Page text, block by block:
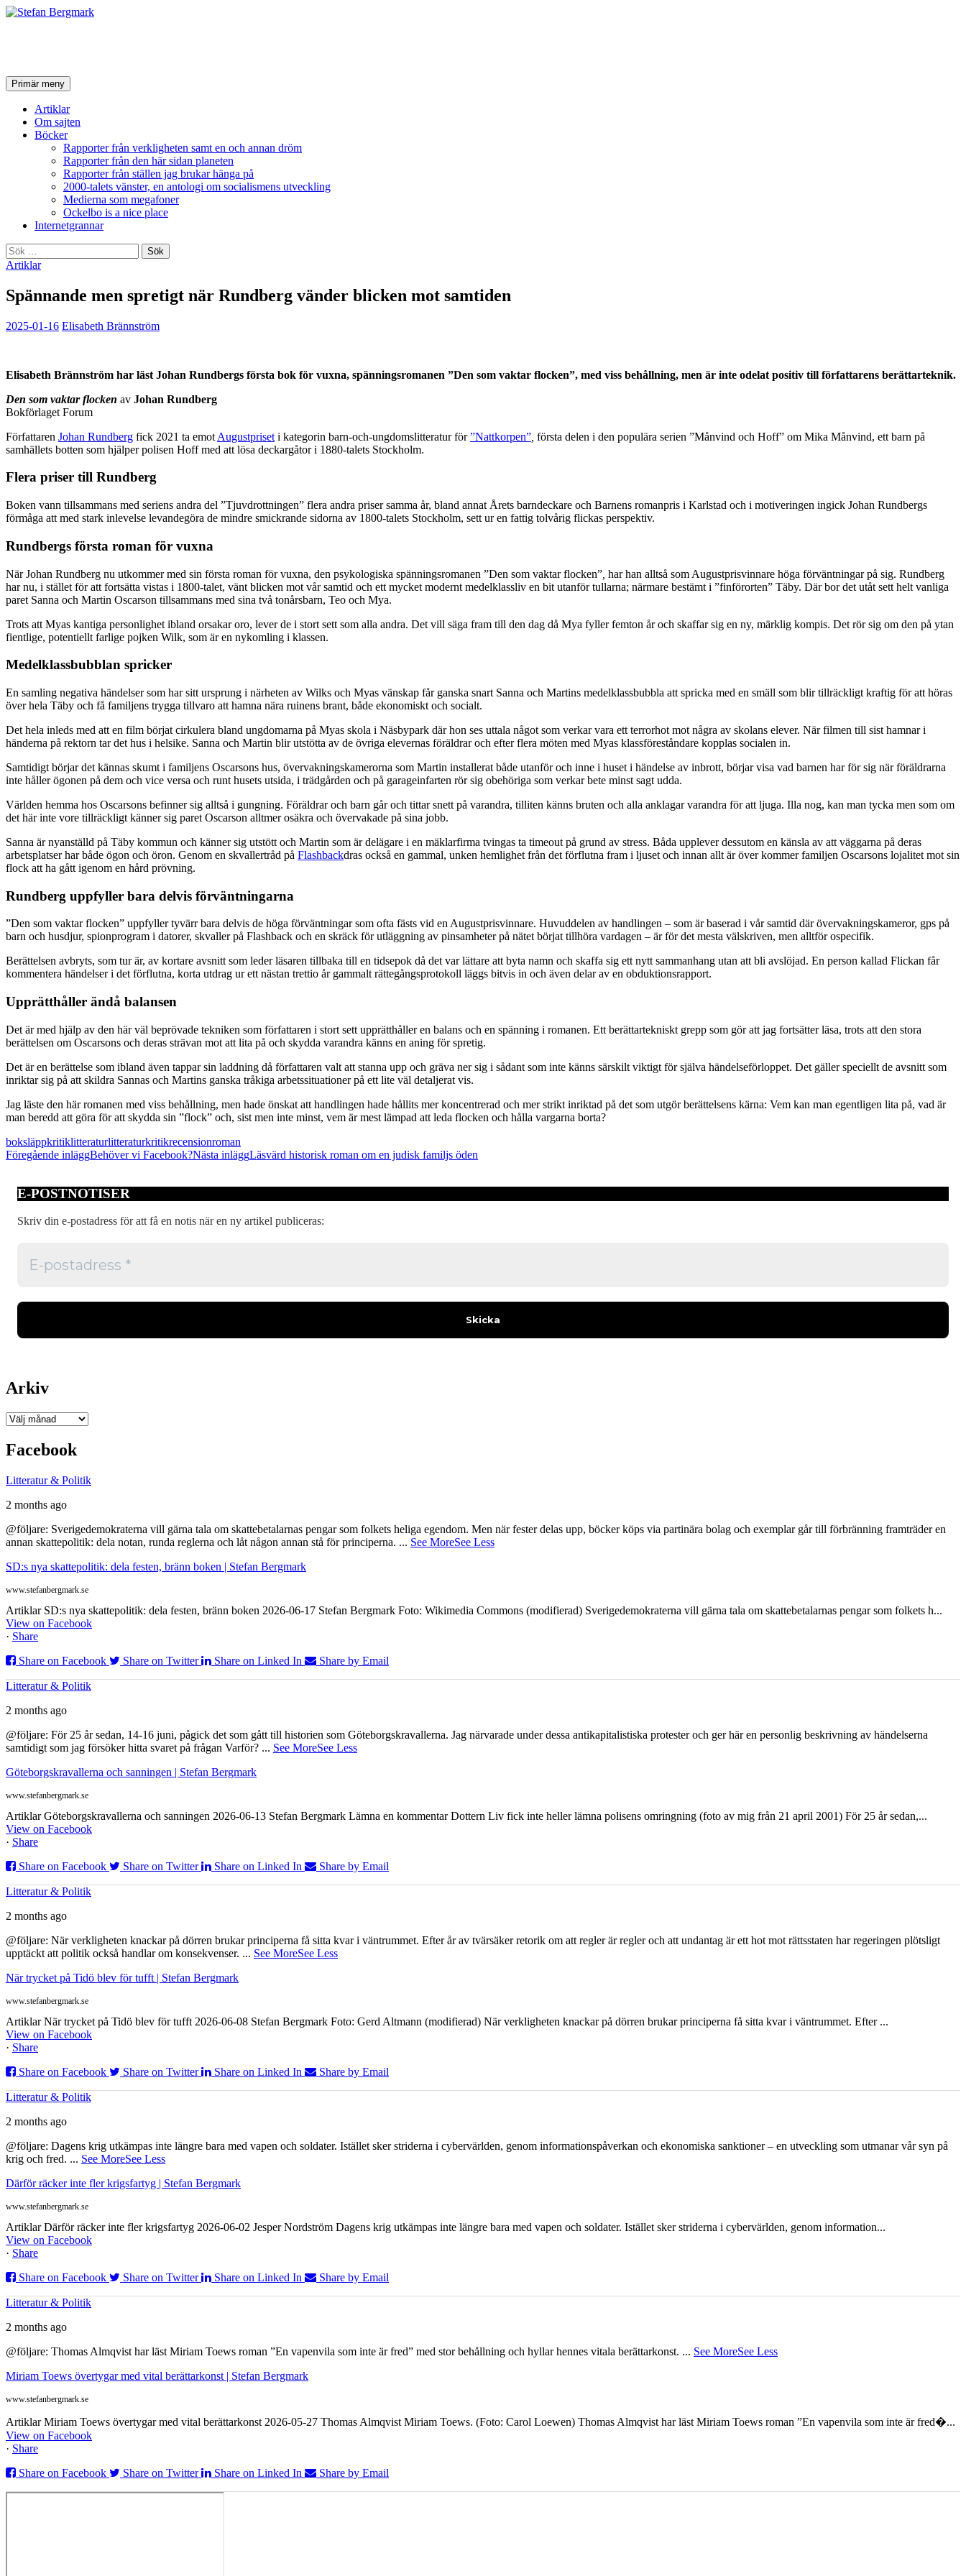
SökPrimär meny Hoppa
till
innehåll
Artiklar
Om sajten
Böcker
Rapporter från verkligheten samt en och annan dröm
Rapporter från den här sidan planeten
Rapporter från ställen jag brukar hänga på
2000-talets vänster, en antologi om socialismens utveckling
Medierna som megafoner
Ockelbo is a nice place
Internetgrannar
Sök
efter:
Artiklar
Spännande men spretigt när Rundberg vänder blicken mot samtiden
2025-01-16 Elisabeth Brännström
Elisabeth Brännström har läst Johan Rundbergs första bok för vuxna, spänningsromanen ”Den som vaktar flocken”, med viss behållning, men är inte odelat positiv till författarens berättarteknik.
Den som vaktar flocken av Johan Rundberg
Bokförlaget Forum
Författaren Johan Rundberg fick 2021 ta emot Augustpriset i kategorin barn-och-ungdomslitteratur för”Nattkorpen” första delen i den populära serien ”Månvind och Hoff” om Mika Månvind, ett barn på
samhällets botten som hjälper polisen Hoff med att lösa deckargåtor i 1880-talets Stockholm.
Flera priser till Rundberg
Boken vann tillsammans med seriens andra del ”Tjuvdrottningen” flera andra priser samma år, bland annat Årets barndeckare och Barnens romanpris i Karlstad och i motiveringen ingick Johan Rundbergs
förmåga att med stark inlevelse levandegöra de mindre smickrande sidorna av 1800-talets Stockholm, sett ur en fattig tolvårig flickas perspektiv.
Rundbergs första roman för vuxna
När Johan Rundberg nu utkommer med sin första roman för vuxna, den psykologiska spänningsromanen ”Den som vaktar flocken” har han alltså som Augustprisvinnare höga förväntningar på sig. Rundberg
har nu, i stället för att fortsätta vistas i 1800-talet, vänt blicken mot vår samtid och ett mycket modernt medelklassliv en bit utanför tullarna; närmare bestämt i ”finförorten” Täby. Där bor det utåt sett helt vanliga
paret Sanna och Martin Oscarson tillsammans med sina två tonårsbarn, Teo och Mya.
Trots att Myas kantiga personlighet ibland orsakar oro, lever de i stort sett som alla andra. Det vill säga fram till den dag då Mya fyller femton år och skaffar sig en ny, märklig kompis. Det rör sig om den på ytan
fientlige, potentiellt farlige pojken Wilk, som är en nykomling i klassen.
Medelklassbubblan spricker
En samling negativa händelser som har sitt ursprung i närheten av Wilks och Myas vänskap får ganska snart Sanna och Martins medelklassbubbla att spricka med en smäll som blir tillräckligt kraftig för att höras
över hela Täby och få familjens trygga tillvaro att hamna nära ruinens brant, både ekonomiskt och socialt.
Det hela inleds med att en film börjat cirkulera bland ungdomarna på Myas skola i Näsbypark där hon ses uttala något som verkar vara ett terrorhot mot några av skolans elever. När filmen till sist hamnar i
händerna på rektorn tar det hus i helsike. Sanna och Martin blir utstötta av de övriga elevernas föräldrar och efter flera möten med Myas klassföreståndare kopplas socialen in.
Samtidigt börjar det kännas skumt i familjens Oscarsons hus, övervakningskamerorna som Martin installerat både utanför och inne i huset i händelse av inbrott, börjar visa vad barnen har för sig när föräldrarna
inte håller ögonen på dem och vice versa och runt husets utsida, i trädgården och på garageinfarten rör sig obehöriga som verkar bete minst sagt udda.
Världen hemma hos Oscarsons befinner sig alltså i gungning. Föräldrar och barn går och tittar snett på varandra, tilliten känns bruten och alla anklagar varandra för att ljuga. Illa nog, kan man tycka men som om
det här inte vore tillräckligt känner sig paret Oscarson alltmer osäkra och övervakade på sina jobb.
Sanna är nyanställd på Täby kommun och känner sig utstött och Martin som är delägare i en mäklarfirma tvingas ta timeout på grund av stress. Båda upplever dessutom en känsla av att väggarna på deras
arbetsplatser har både ögon och öron. Genom en skvallertråd på Flashbackdras också en gammal, unken hemlighet från det förflutna fram i ljuset och innan allt är över kommer familjen Oscarsons lojalitet mot sin
flock att ha gått igenom en hård prövning.
Rundberg uppfyller bara delvis förväntningarna
”Den som vaktar flocken” uppfyller tyvärr bara delvis de höga förväntningar som ofta fästs vid en Augustprisvinnare. Huvuddelen av handlingen ‒ som är baserad i vår samtid där övervakningskameror, gps på
barn och husdjur, spionprogram i datorer, skvaller på Flashback och en skräck för utläggning av pinsamheter på nätet börjat tillhöra vardagen ‒ är för det mesta välskriven, men alltför ospecifik.
Berättelsen avbryts, som tur är, av kortare avsnitt som leder läsaren tillbaka till en tidsepok då det var lättare att byta namn och skaffa sig ett nytt sammanhang utan att bli avslöjad. En person kallad Flickan får
kommentera händelser i det förflutna, korta utdrag ur ett nästan trettio år gammalt rättegångsprotokoll läggs bitvis in och även delar av en obduktionsrapport.
Upprätthåller ändå balansen
Det är med hjälp av den här väl beprövade tekniken som författaren i stort sett upprätthåller en balans och en spänning i romanen. Ett berättartekniskt grepp som gör att jag fortsätter läsa, trots att den stora
berättelsen om Oscarsons och deras strävan mot att lita på och skydda varandra känns en aning för spretig.
Det är en berättelse som ibland även tappar sin laddning då författaren valt att stanna upp och gräva ner sig i sådant som inte känns särskilt viktigt för själva händelseförloppet. Det gäller speciellt de avsnitt som
inriktar sig på att skildra Sannas och Martins ganska tråkiga arbetssituationer på ett lite väl detaljerat vis.
Jag läste den här romanen med viss behållning, men hade önskat att handlingen hade hållits mer koncentrerad och mer strikt inriktad på det som utgör berättelsens kärna: Vem kan man egentligen lita på, vad är
man beredd att göra för att skydda sin ”flock” och, sist men inte minst, vem är mest lämpad att leda flocken och hålla vargarna borta?
boksläppkritiklitteraturlitteraturkritikrecensionroman
Inläggsnavigering
Föregående inläggBehöver vi Facebook?Nästa inläggLäsvärd historisk roman om en judisk familjs öden
E-POSTNOTISER
Skriv din e-postadress för att få en notis när en ny artikel publiceras:
Arkiv
Arkiv
Facebook
Litteratur & Politik
2 months ago
@följare: Sverigedemokraterna vill gärna tala om skattebetalarnas pengar som folkets heliga egendom. Men när fester delas upp, böcker köps via partinära bolag och exemplar går till förbränning framträder en
annan skattepolitik: dela notan, runda reglerna och låt någon annan stå för principerna. ... See MoreSee Less
SD:s nya skattepolitik: dela festen, bränn boken | Stefan Bergmark
www.stefanbergmark.se
Artiklar SD:s nya skattepolitik: dela festen, bränn boken 2026-06-17 Stefan Bergmark Foto: Wikimedia Commons (modifierad) Sverigedemokraterna vill gärna tala om skattebetalarnas pengar som folkets h...
View on Facebook
· Share
Share on Facebook
Share on Twitter Share on Linked In Share by Email
Litteratur & Politik
2 months ago
@följare: För 25 år sedan, 14-16 juni, pågick det som gått till historien som Göteborgskravallerna. Jag närvarade under dessa antikapitalistiska protester och ger här en personlig beskrivning av händelserna
samtidigt som jag försöker hitta svaret på frågan Varför? ... See MoreSee Less
Göteborgskravallerna och sanningen | Stefan Bergmark
www.stefanbergmark.se
Artiklar Göteborgskravallerna och sanningen 2026-06-13 Stefan Bergmark Lämna en kommentar Dottern Liv fick inte heller lämna polisens omringning (foto av mig från 21 april 2001) För 25 år sedan,...
View on Facebook
· Share
Share on Facebook
Share on Twitter Share on Linked In Share by Email
Litteratur & Politik
2 months ago
@följare: När verkligheten knackar på dörren brukar principerna få sitta kvar i väntrummet. Efter år av tvärsäker retorik om att regler är regler och att undantag är ett hot mot rättsstaten har regeringen plötsligt
upptäckt att politik också handlar om konsekvenser. ... See MoreSee Less
När trycket på Tidö blev för tufft | Stefan Bergmark
www.stefanbergmark.se
Artiklar När trycket på Tidö blev för tufft 2026-06-08 Stefan Bergmark Foto: Gerd Altmann (modifierad) När verkligheten knackar på dörren brukar principerna få sitta kvar i väntrummet. Efter ...
View on Facebook
· Share
Share on Facebook
Share on Twitter Share on Linked In Share by Email
Litteratur & Politik
2 months ago
@följare: Dagens krig utkämpas inte längre bara med vapen och soldater. Istället sker striderna i cybervärlden, genom informationspåverkan och ekonomiska sanktioner – en utveckling som utmanar vår syn på
krig och fred. ... See MoreSee Less
Därför räcker inte fler krigsfartyg | Stefan Bergmark
www.stefanbergmark.se
Artiklar Därför räcker inte fler krigsfartyg 2026-06-02 Jesper Nordström Dagens krig utkämpas inte längre bara med vapen och soldater. Istället sker striderna i cybervärlden, genom information...
View on Facebook
· Share
Share on Facebook
Share on Twitter Share on Linked In Share by Email
Litteratur & Politik
2 months ago
@följare: Thomas Almqvist har läst Miriam Toews roman ”En vapenvila som inte är fred” med stor behållning och hyllar hennes vitala berättarkonst. ... See MoreSee Less
Miriam Toews övertygar med vital berättarkonst | Stefan Bergmark
www.stefanbergmark.se
Artiklar Miriam Toews övertygar med vital berättarkonst 2026-05-27 Thomas Almqvist Miriam Toews. (Foto: Carol Loewen) Thomas Almqvist har läst Miriam Toews roman ”En vapenvila som inte är fred�...
View on Facebook
· Share
Share on Facebook
Share on Twitter Share on Linked In Share by Email